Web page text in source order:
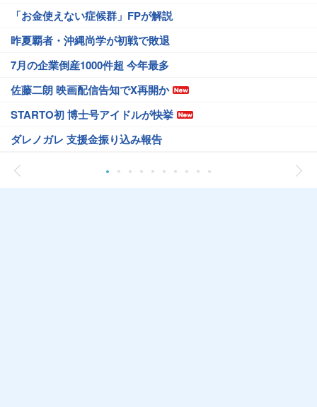
「お金使えない症候群」FPが解説
昨夏覇者・沖縄尚学が初戦で敗退
7月の企業倒産1000件超 今年最多
佐藤二朗 映画配信告知でX再開か
STARTO初 博士号アイドルが快挙
ダレノガレ 支援金振り込み報告